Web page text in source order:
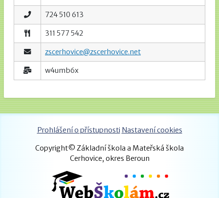
724 510 613
311 577 542
zscerhovice@zscerhovice.net
w4umb6x
Prohlášení o přístupnosti Nastavení cookies
Copyright© Základní škola a Mateřská škola
Cerhovice, okres Beroun